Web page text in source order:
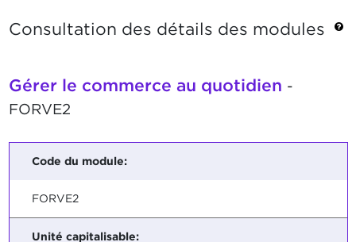
Consultation des détails des modules
Gérer le commerce au quotidien -
FORVE2
Code du module:
FORVE2
Unité capitalisable: